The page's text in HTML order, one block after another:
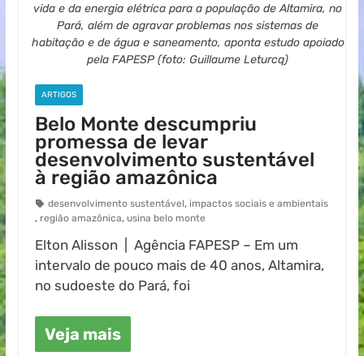
vida e da energia elétrica para a população de Altamira, no
Pará, além de agravar problemas nos sistemas de
habitação e de água e saneamento, aponta estudo apoiado
pela FAPESP (foto: Guillaume Leturcq)
ARTIGOS
Belo Monte descumpriu
promessa de levar
desenvolvimento sustentável
à região amazônica
desenvolvimento sustentável, impactos sociais e ambientais
, região amazônica, usina belo monte
Elton Alisson | Agência FAPESP – Em um
intervalo de pouco mais de 40 anos, Altamira,
no sudoeste do Pará, foi
Veja mais